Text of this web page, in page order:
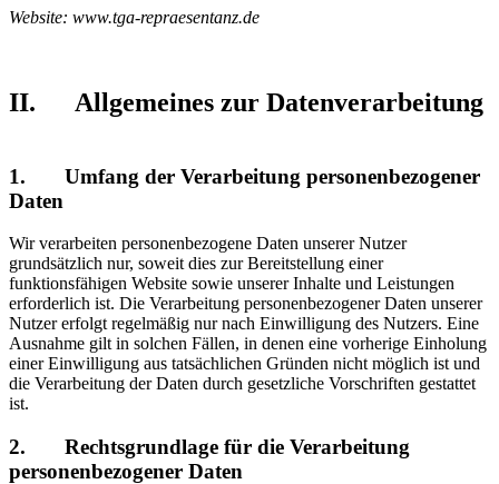
Website: www.tga-repraesentanz.de
II. Allgemeines zur Datenverarbeitung
1. Umfang der Verarbeitung personenbezogener
Daten
Wir verarbeiten personenbezogene Daten unserer Nutzer
grundsätzlich nur, soweit dies zur Bereitstellung einer
funktionsfähigen Website sowie unserer Inhalte und Leistungen
erforderlich ist. Die Verarbeitung personenbezogener Daten unserer
Nutzer erfolgt regelmäßig nur nach Einwilligung des Nutzers. Eine
Ausnahme gilt in solchen Fällen, in denen eine vorherige Einholung
einer Einwilligung aus tatsächlichen Gründen nicht möglich ist und
die Verarbeitung der Daten durch gesetzliche Vorschriften gestattet
ist.
2. Rechtsgrundlage für die Verarbeitung
personenbezogener Daten